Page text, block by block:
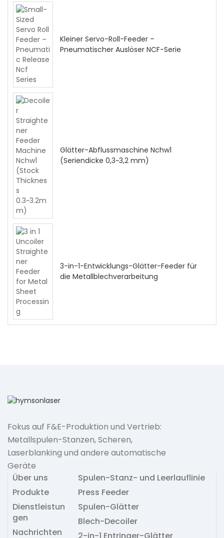
Kleiner Servo-Roll-Feeder –
Pneumatischer Auslöser NCF-Serie
Glätter-Abflussmaschine Nchw1
(Seriendicke 0,3~3,2 mm)
3-in-1-Entwicklungs-Glätter-Feeder für
die Metallblechverarbeitung
Fokus auf F&E-Produktion und Vertrieb:
Metallspulen-Stanzen, Scheren,
Laserblanking und andere automatische
Geräte
Über uns
Produkte
Dienstleistun
gen
Nachrichten
Spulen-Stanz- und Leerlauflinie
Press Feeder
Spulen-Glätter
Blech-Decoiler